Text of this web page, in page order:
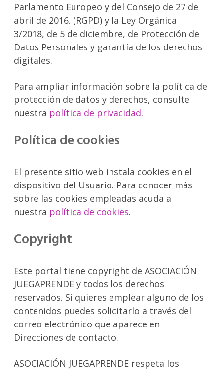
Parlamento Europeo y del Consejo de 27 de
abril de 2016. (RGPD) y la Ley Orgánica
3/2018, de 5 de diciembre, de Protección de
Datos Personales y garantía de los derechos
digitales.
Para ampliar información sobre la política de
protección de datos y derechos, consulte
nuestra política de privacidad.
Política de cookies
El presente sitio web instala cookies en el
dispositivo del Usuario. Para conocer más
sobre las cookies empleadas acuda a
nuestra política de cookies.
Copyright
Este portal tiene copyright de ASOCIACIÓN
JUEGAPRENDE y todos los derechos
reservados. Si quieres emplear alguno de los
contenidos puedes solicitarlo a través del
correo electrónico que aparece en
Direcciones de contacto.
ASOCIACIÓN JUEGAPRENDE respeta los